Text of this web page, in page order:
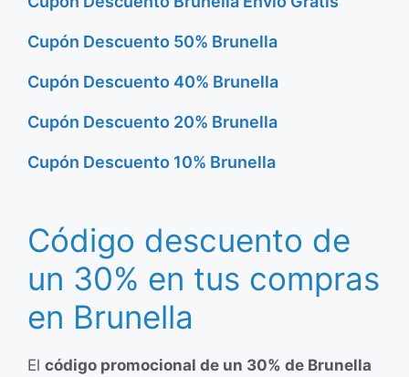
Cupón Descuento 50% Brunella
Cupón Descuento 40% Brunella
Cupón Descuento 20% Brunella
Cupón Descuento 10% Brunella
Código descuento de
un 30% en tus compras
en Brunella
El código promocional de un 30% de Brunella